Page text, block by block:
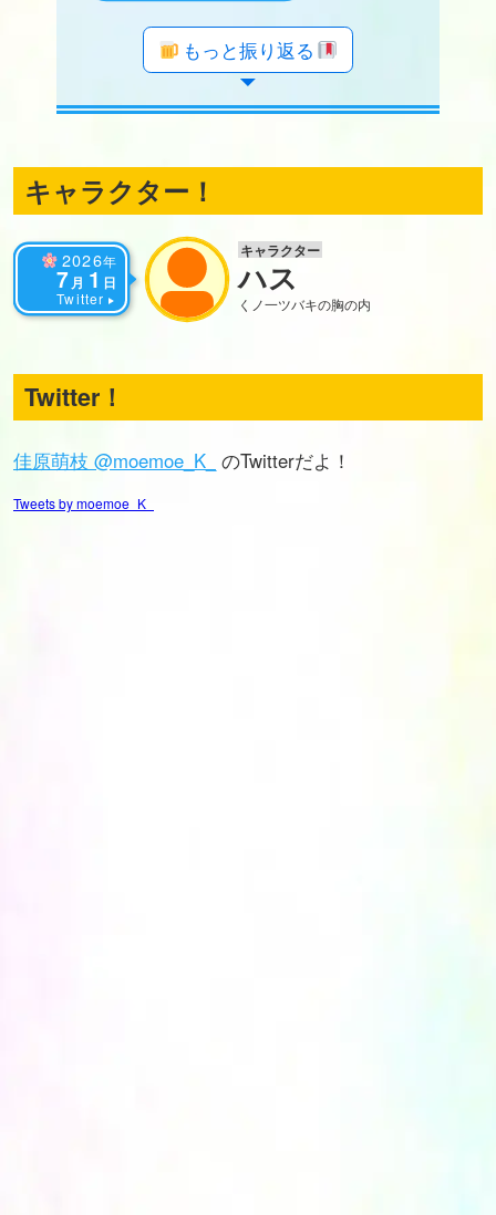
年のツイート
年のツイート
年のツイート
年のツイート
年のツイート
年のツイート
年のツイート
年のツイート
年のツイート
年のツイート
年のツイート
年のツイート
年のツイート
年のツイート
年のツイート
年のツイート
もっと振り返る
キャラクター！
2026年
7月 1 日
Twitter
キャラクター
ハス
くノ一ツバキの胸の内
Twitter！
佳原萌枝 @moemoe_K_ のTwitterだよ！
Tweets by moemoe_K_